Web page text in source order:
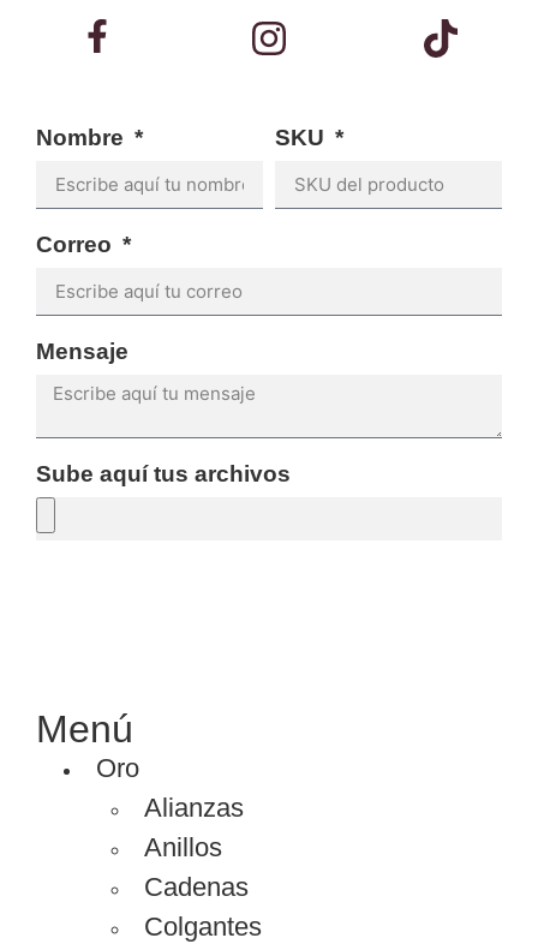
Nombre SKU
Correo
Mensaje
Sube aquí tus archivos
Menú
Oro
Alianzas
Anillos
Cadenas
Colgantes